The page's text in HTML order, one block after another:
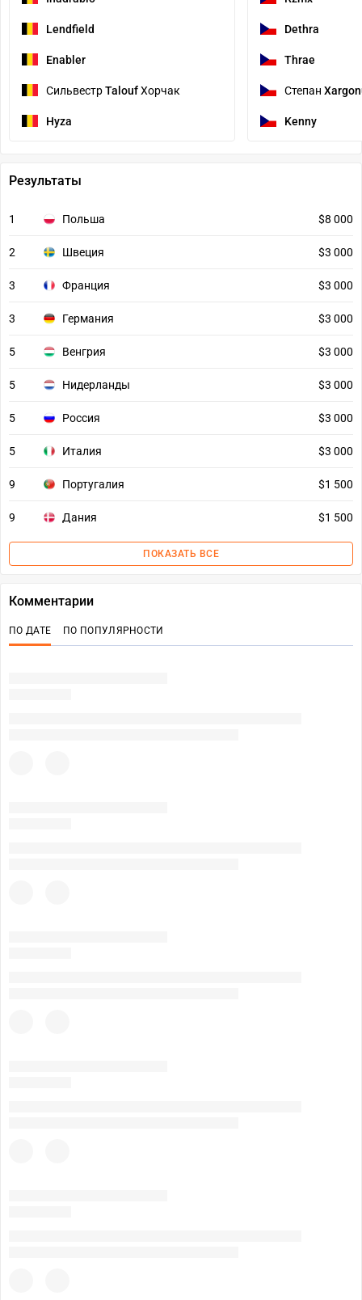
Lendfield
Enabler
СильвестрTaloufХорчак
Hyza
Dethra
Thrae
Степан
Kenny
Результаты
1 Польша $8 000
2 Швеция $3 000
3 Франция $3 000
3 Германия $3 000
5 Венгрия $3 000
5 Нидерланды $3 000
5 Россия $3 000
5 Италия $3 000
9 Португалия $1 500
9 Дания $1 500
ПОКАЗАТЬ ВСЕ
Комментарии
ПО ДАТЕ ПО ПОПУЛЯРНОСТИ